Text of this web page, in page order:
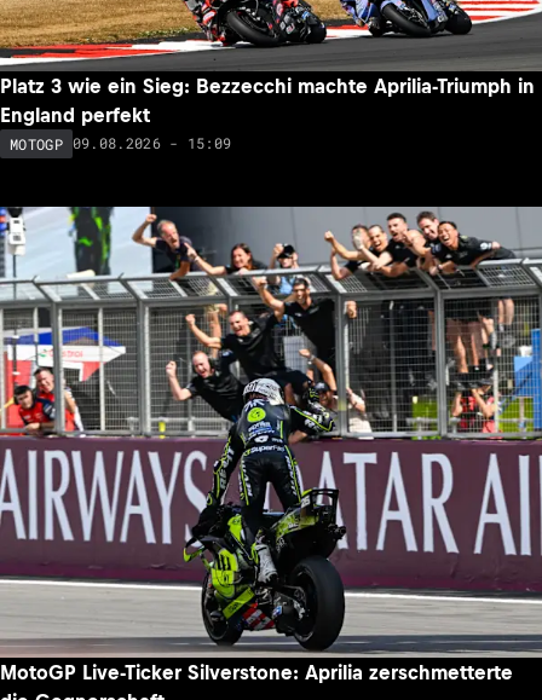
Platz 3 wie ein Sieg: Bezzecchi machte Aprilia-Triumph in
England perfekt
MOTOGP 09.08.2026 - 15:09
MotoGP Live-Ticker Silverstone: Aprilia zerschmetterte